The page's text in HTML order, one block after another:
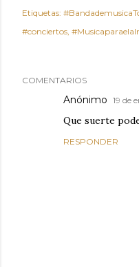
Etiquetas:
#conciertos
COMENTARIOS
Anónimo 19 de
Que suerte
RESPONDER